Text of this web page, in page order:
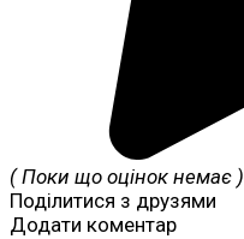
( Поки що оцінок немає )
Поділитися з друзями
Додати коментар